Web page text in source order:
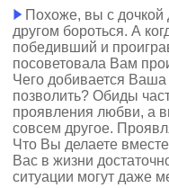
Похоже, вы с дочкой
другом бороться. А
победивший и
посоветовала Вам
Чего добивается Ваша
позволить? Обиды
проявления любви, а
совсем другое.
Что Вы делаете
Вас в жизни
ситуации могут даже